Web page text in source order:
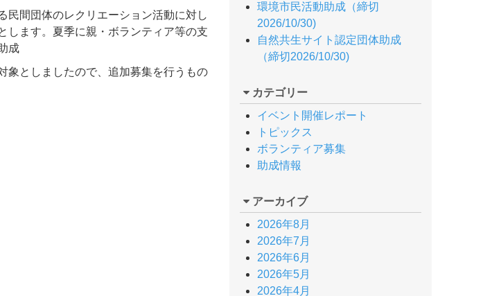
民間団体のレクリエーション活動に対し
します。夏季に親・ボランティア等の支
成
象としましたので、追加募集を行うもの
環境市民活動助成（締切
2026/10/30)
自然共生サイト認定団体助成
（締切2026/10/30)
カテゴリー
イベント開催レポート
トピックス
ボランティア募集
助成情報
アーカイブ
2026年8月
2026年7月
2026年6月
2026年5月
2026年4月